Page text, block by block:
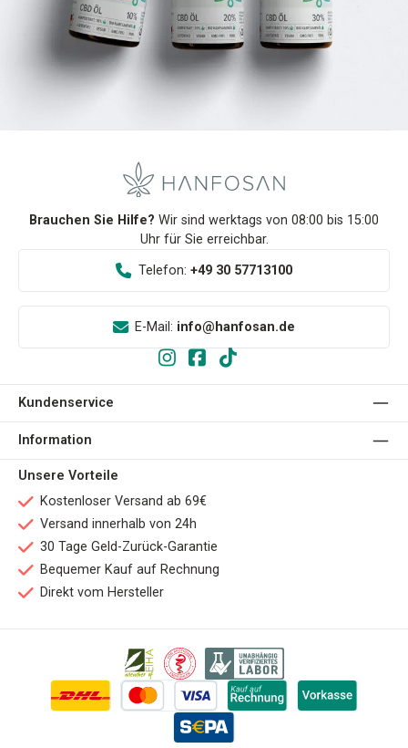
Brauchen Sie Hilfe? Wir sind werktags von 08:00 bis 15:00
Uhr für Sie erreichbar.
Telefon: +49 30 57713100
E-Mail: info@hanfosan.de
Kundenservice
Information
Unsere Vorteile
Kostenloser Versand ab 69€
Versand innerhalb von 24h
30 Tage Geld-Zurück-Garantie
Bequemer Kauf auf Rechnung
Direkt vom Hersteller